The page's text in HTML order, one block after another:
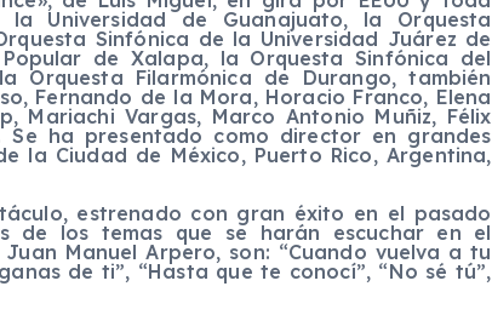
Universidad de Guanajuato, la Orquesta
Sinfónica de la Universidad Juárez de
de Xalapa, la Orquesta Sinfónica del
Filarmónica de Durango, también
Fernando de la Mora, Horacio Franco, Elena
Mariachi Vargas, Marco Antonio Muñiz, Félix
Se ha presentado como director en grandes
la Ciudad de México, Puerto Rico, Argentina,
estrenado con gran éxito en el pasado
de los temas que se harán escuchar en el
Manuel Arpero, son: “Cuando vuelva a tu
de ti”, “Hasta que te conocí”, “No sé tú”,